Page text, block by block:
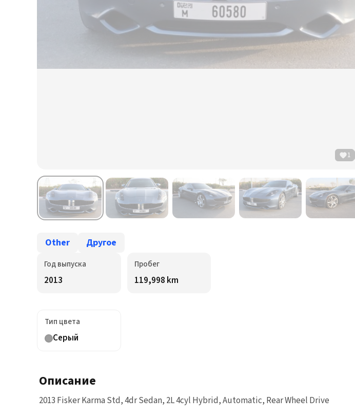
1
Other Другое
Год выпуска
2013
Пробег
119,998 km
Тип цвета
Серый
Описание
2013 Fisker Karma Std, 4dr Sedan, 2L 4cyl Hybrid, Automatic, Rear Wheel Drive